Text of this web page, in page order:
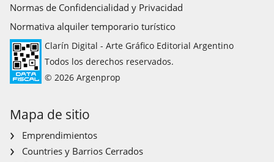
Normas de Confidencialidad y Privacidad
Normativa alquiler temporario turístico
Clarín Digital - Arte Gráfico Editorial Argentino
Todos los derechos reservados.
© 2026 Argenprop
Mapa de sitio
Emprendimientos
Countries y Barrios Cerrados